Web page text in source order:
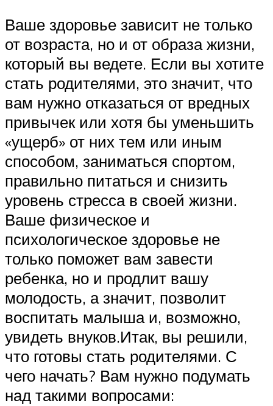
Ваше здоровье зависит не только
от возраста, но и от образа жизни,
который вы ведете. Если вы хотите
стать родителями, это значит, что
вам нужно отказаться от вредных
привычек или хотя бы уменьшить
«ущерб» от них тем или иным
способом, заниматься спортом,
правильно питаться и снизить
уровень стресса в своей жизни.
Ваше физическое и
психологическое здоровье не
только поможет вам завести
ребенка, но и продлит вашу
молодость, а значит, позволит
воспитать малыша и, возможно,
увидеть внуков.Итак, вы решили,
что готовы стать родителями. С
чего начать? Вам нужно подумать
над такими вопросами: